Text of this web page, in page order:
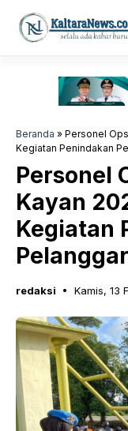
Langsung
Beranda » Personel
Kegiatan Penindakan
Personel
Kayan
Kegiatan
redaksi Kamis, 13